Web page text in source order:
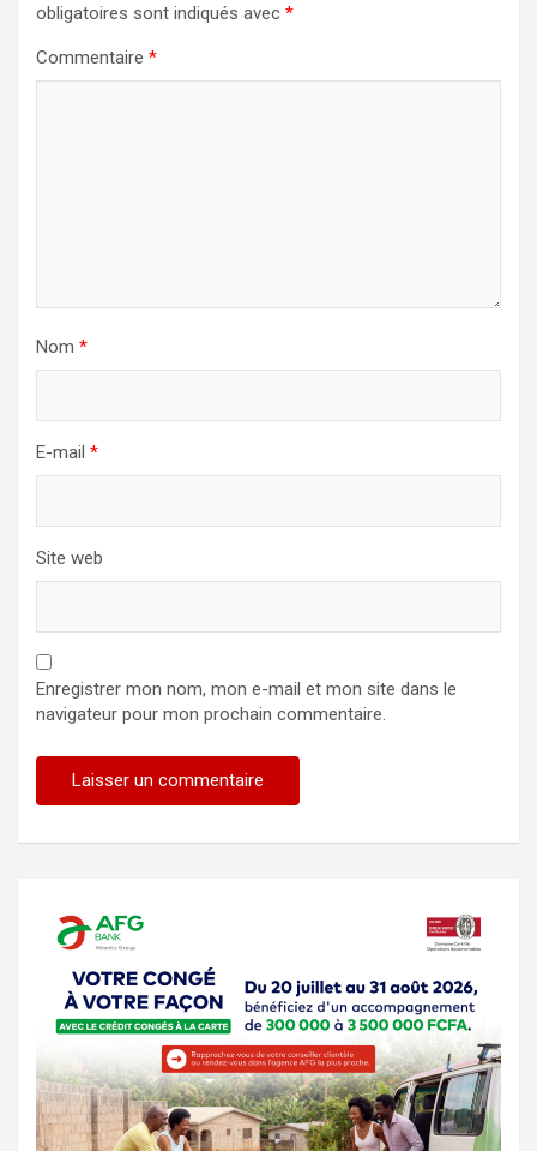
obligatoires sont indiqués avec *
Commentaire *
Nom *
E-mail *
Site web
Enregistrer mon nom, mon e-mail et mon site dans le
navigateur pour mon prochain commentaire.